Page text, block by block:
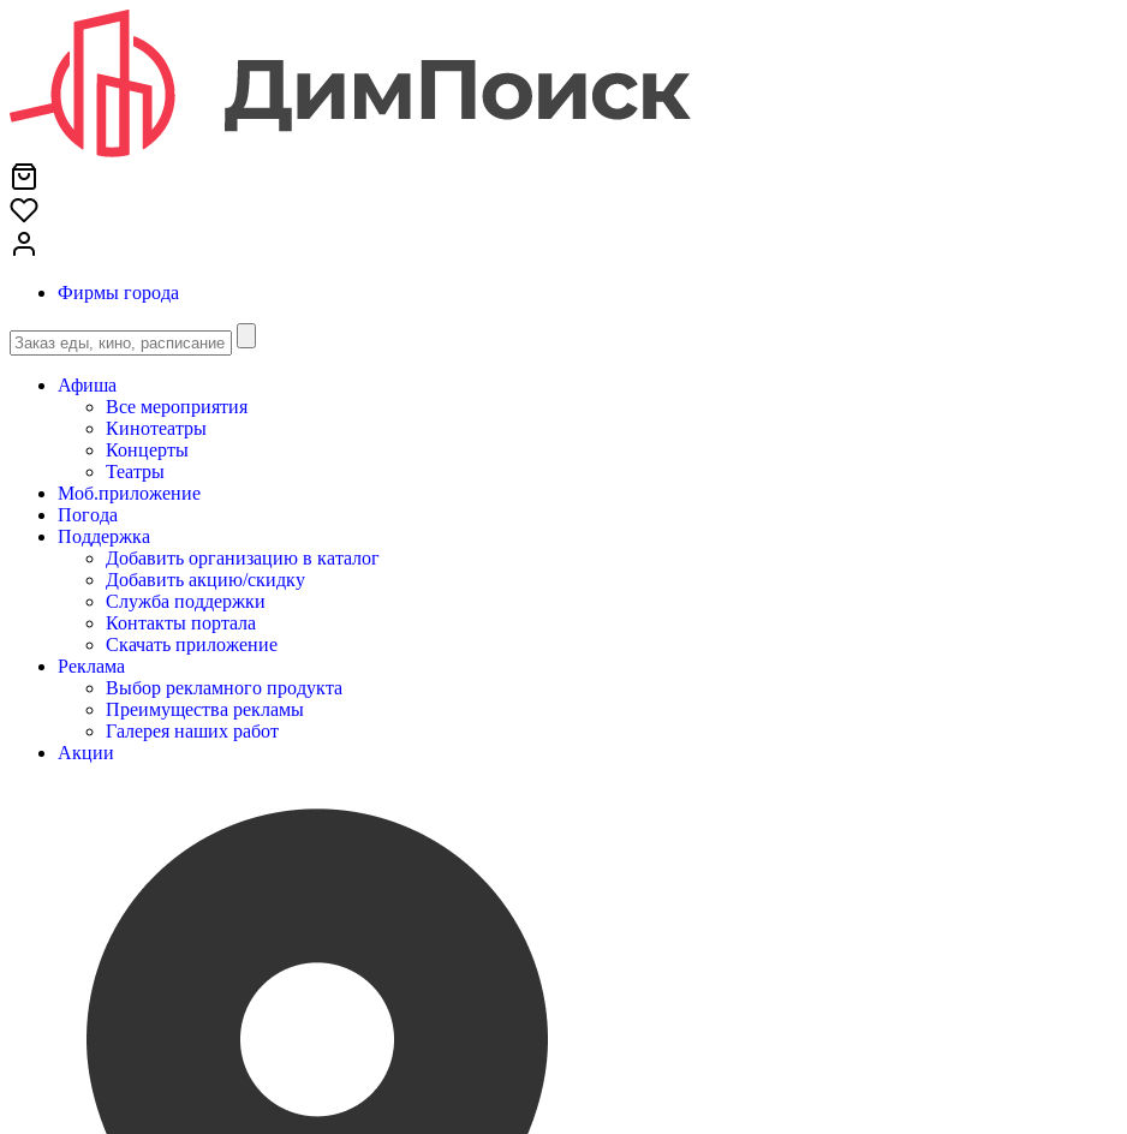
Фирмы города
Афиша
Все мероприятия
Кинотеатры
Концерты
Театры
Моб.приложение
Погода
Поддержка
Добавить организацию в каталог
Добавить акцию/скидку
Служба поддержки
Контакты портала
Скачать приложение
Реклама
Выбор рекламного продукта
Преимущества рекламы
Галерея наших работ
Акции